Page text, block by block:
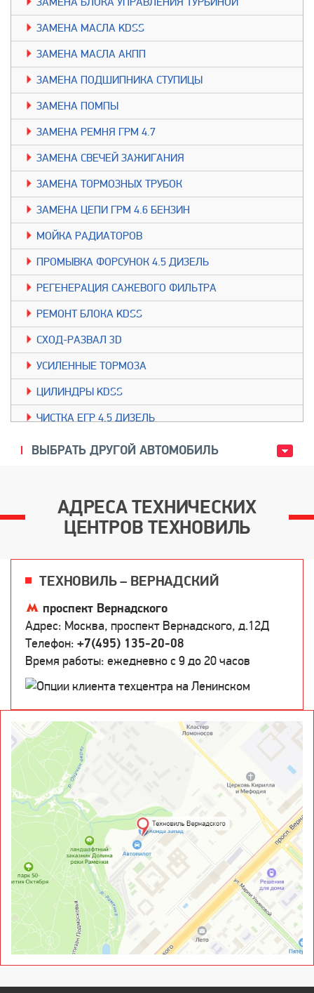
ЗАМЕНА МАСЛА KDSS
ЗАМЕНА МАСЛА АКПП
ЗАМЕНА ПОДШИПНИКА СТУПИЦЫ
ЗАМЕНА ПОМПЫ
ЗАМЕНА РЕМНЯ ГРМ 4.7
ЗАМЕНА СВЕЧЕЙ ЗАЖИГАНИЯ
ЗАМЕНА ТОРМОЗНЫХ ТРУБОК
ЗАМЕНА ЦЕПИ ГРМ 4.6 БЕНЗИН
МОЙКА РАДИАТОРОВ
ПРОМЫВКА ФОРСУНОК 4.5 ДИЗЕЛЬ
РЕГЕНЕРАЦИЯ САЖЕВОГО ФИЛЬТРА
РЕМОНТ БЛОКА KDSS
СХОД-РАЗВАЛ 3D
УСИЛЕННЫЕ ТОРМОЗА
ЦИЛИНДРЫ KDSS
ЧИСТКА ЕГР 4.5 ДИЗЕЛЬ
ШЛАНГИ ЗАДНЕГО КОНДИЦИОНЕРА
ВЫБРАТЬ ДРУГОЙ АВТОМОБИЛЬ
АДРЕСА ТЕХНИЧЕСКИХ
ЦЕНТРОВ ТЕХНОВИЛЬ
ТЕХНОВИЛЬ – ВЕРНАДСКИЙ
проспект Вернадского
Адрес: Москва, проспект Вернадского, д.12Д
Телефон: +7(495) 135-20-08
Время работы: ежедневно c 9 до 20 часов